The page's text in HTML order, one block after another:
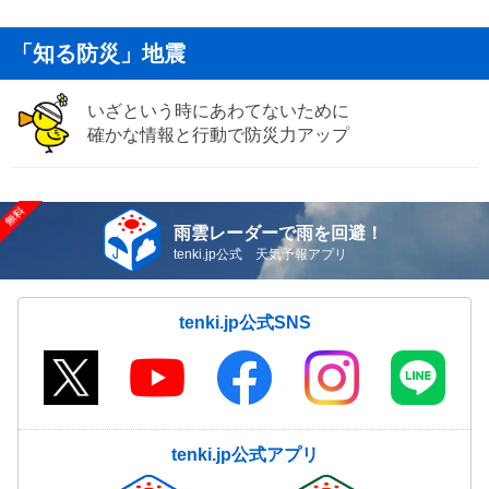
「知る防災」地震
いざという時にあわてないために
確かな情報と行動で防災力アップ
雨雲レーダーで雨を回避！
tenki.jp公式 天気予報アプリ
tenki.jp公式SNS
tenki.jp公式アプリ